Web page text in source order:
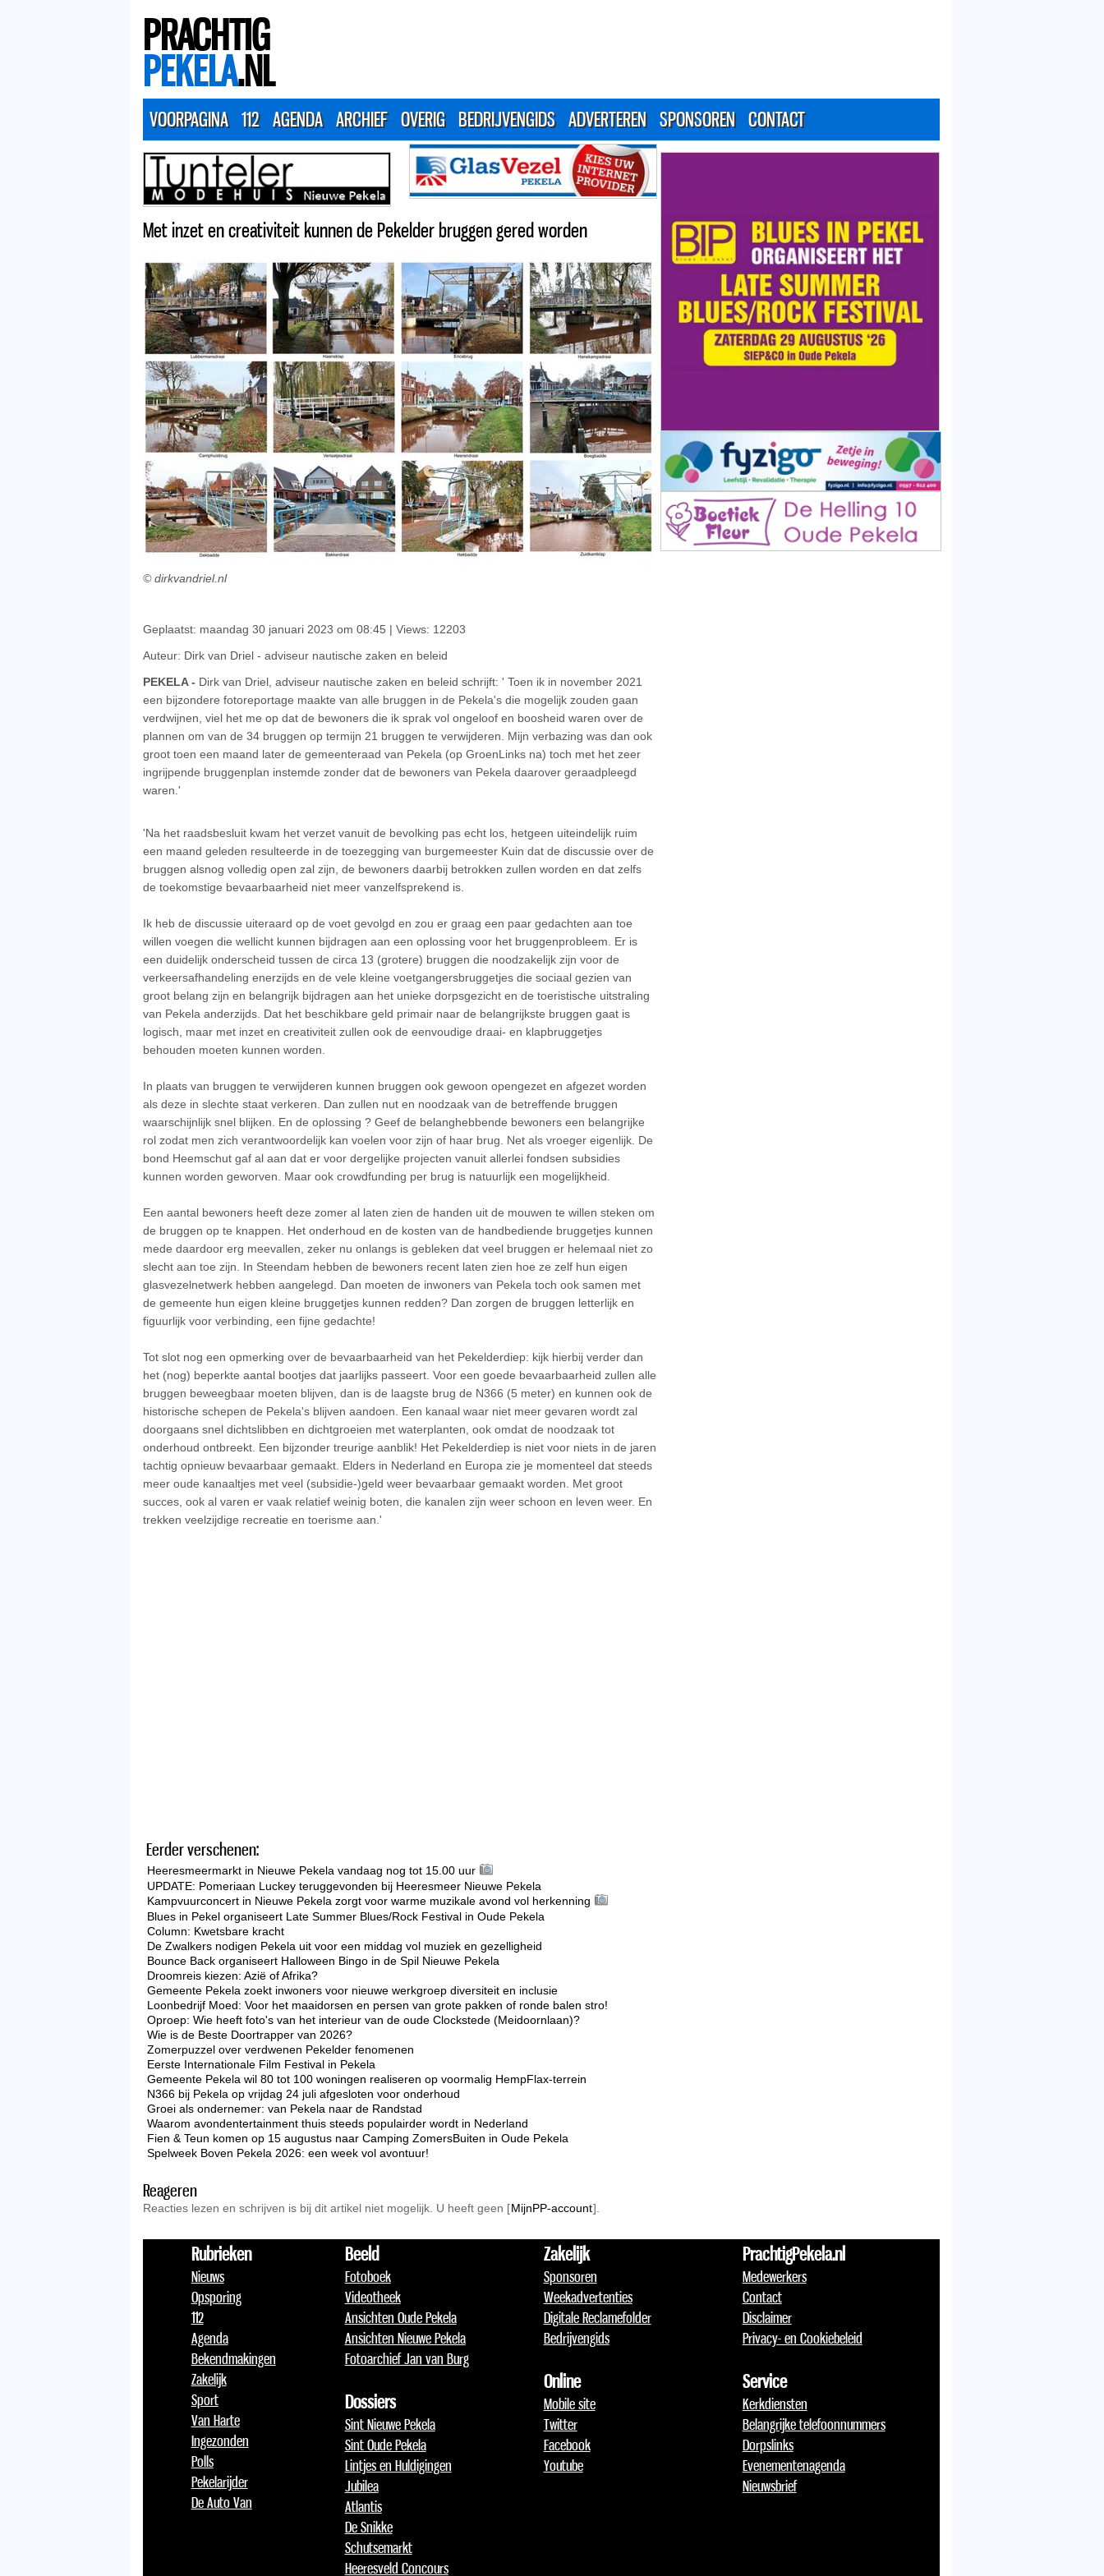
PRACHTIG
PEKELA.NL
VOORPAGINA 112 AGENDA ARCHIEF OVERIG BEDRIJVENGIDS ADVERTEREN SPONSOREN CONTACT
Met inzet en creativiteit kunnen de Pekelder bruggen gered worden
© dirkvandriel.nl
Geplaatst: maandag 30 januari 2023 om 08:45 | Views: 12203
Auteur: Dirk van Driel - adviseur nautische zaken en beleid
PEKELA - Dirk van Driel, adviseur nautische zaken en beleid schrijft: ' Toen ik in november 2021
een bijzondere fotoreportage maakte van alle bruggen in de Pekela's die mogelijk zouden gaan
verdwijnen, viel het me op dat de bewoners die ik sprak vol ongeloof en boosheid waren over de
plannen om van de 34 bruggen op termijn 21 bruggen te verwijderen. Mijn verbazing was dan ook
groot toen een maand later de gemeenteraad van Pekela (op GroenLinks na) toch met het zeer
ingrijpende bruggenplan instemde zonder dat de bewoners van Pekela daarover geraadpleegd
waren.'
'Na het raadsbesluit kwam het verzet vanuit de bevolking pas echt los, hetgeen uiteindelijk ruim
een maand geleden resulteerde in de toezegging van burgemeester Kuin dat de discussie over de
bruggen alsnog volledig open zal zijn, de bewoners daarbij betrokken zullen worden en dat zelfs
de toekomstige bevaarbaarheid niet meer vanzelfsprekend is.
Ik heb de discussie uiteraard op de voet gevolgd en zou er graag een paar gedachten aan toe
willen voegen die wellicht kunnen bijdragen aan een oplossing voor het bruggenprobleem. Er is
een duidelijk onderscheid tussen de circa 13 (grotere) bruggen die noodzakelijk zijn voor de
verkeersafhandeling enerzijds en de vele kleine voetgangersbruggetjes die sociaal gezien van
groot belang zijn en belangrijk bijdragen aan het unieke dorpsgezicht en de toeristische uitstraling
van Pekela anderzijds. Dat het beschikbare geld primair naar de belangrijkste bruggen gaat is
logisch, maar met inzet en creativiteit zullen ook de eenvoudige draai- en klapbruggetjes
behouden moeten kunnen worden.
In plaats van bruggen te verwijderen kunnen bruggen ook gewoon opengezet en afgezet worden
als deze in slechte staat verkeren. Dan zullen nut en noodzaak van de betreffende bruggen
waarschijnlijk snel blijken. En de oplossing ? Geef de belanghebbende bewoners een belangrijke
rol zodat men zich verantwoordelijk kan voelen voor zijn of haar brug. Net als vroeger eigenlijk. De
bond Heemschut gaf al aan dat er voor dergelijke projecten vanuit allerlei fondsen subsidies
kunnen worden geworven. Maar ook crowdfunding per brug is natuurlijk een mogelijkheid.
Een aantal bewoners heeft deze zomer al laten zien de handen uit de mouwen te willen steken om
de bruggen op te knappen. Het onderhoud en de kosten van de handbediende bruggetjes kunnen
mede daardoor erg meevallen, zeker nu onlangs is gebleken dat veel bruggen er helemaal niet zo
slecht aan toe zijn. In Steendam hebben de bewoners recent laten zien hoe ze zelf hun eigen
glasvezelnetwerk hebben aangelegd. Dan moeten de inwoners van Pekela toch ook samen met
de gemeente hun eigen kleine bruggetjes kunnen redden? Dan zorgen de bruggen letterlijk en
figuurlijk voor verbinding, een fijne gedachte!
Tot slot nog een opmerking over de bevaarbaarheid van het Pekelderdiep: kijk hierbij verder dan
het (nog) beperkte aantal bootjes dat jaarlijks passeert. Voor een goede bevaarbaarheid zullen alle
bruggen beweegbaar moeten blijven, dan is de laagste brug de N366 (5 meter) en kunnen ook de
historische schepen de Pekela's blijven aandoen. Een kanaal waar niet meer gevaren wordt zal
doorgaans snel dichtslibben en dichtgroeien met waterplanten, ook omdat de noodzaak tot
onderhoud ontbreekt. Een bijzonder treurige aanblik! Het Pekelderdiep is niet voor niets in de jaren
tachtig opnieuw bevaarbaar gemaakt. Elders in Nederland en Europa zie je momenteel dat steeds
meer oude kanaaltjes met veel (subsidie-)geld weer bevaarbaar gemaakt worden. Met groot
succes, ook al varen er vaak relatief weinig boten, die kanalen zijn weer schoon en leven weer. En
trekken veelzijdige recreatie en toerisme aan.'
Eerder verschenen:
Heeresmeermarkt in Nieuwe Pekela vandaag nog tot 15.00 uur
UPDATE: Pomeriaan Luckey teruggevonden bij Heeresmeer Nieuwe Pekela
Kampvuurconcert in Nieuwe Pekela zorgt voor warme muzikale avond vol herkenning
Blues in Pekel organiseert Late Summer Blues/Rock Festival in Oude Pekela
Column: Kwetsbare kracht
De Zwalkers nodigen Pekela uit voor een middag vol muziek en gezelligheid
Bounce Back organiseert Halloween Bingo in de Spil Nieuwe Pekela
Droomreis kiezen: Azië of Afrika?
Gemeente Pekela zoekt inwoners voor nieuwe werkgroep diversiteit en inclusie
Loonbedrijf Moed: Voor het maaidorsen en persen van grote pakken of ronde balen stro!
Oproep: Wie heeft foto's van het interieur van de oude Clockstede (Meidoornlaan)?
Wie is de Beste Doortrapper van 2026?
Zomerpuzzel over verdwenen Pekelder fenomenen
Eerste Internationale Film Festival in Pekela
Gemeente Pekela wil 80 tot 100 woningen realiseren op voormalig HempFlax-terrein
N366 bij Pekela op vrijdag 24 juli afgesloten voor onderhoud
Groei als ondernemer: van Pekela naar de Randstad
Waarom avondentertainment thuis steeds populairder wordt in Nederland
Fien & Teun komen op 15 augustus naar Camping ZomersBuiten in Oude Pekela
Spelweek Boven Pekela 2026: een week vol avontuur!
Reageren
Reacties lezen en schrijven is bij dit artikel niet mogelijk. U heeft geen [MijnPP-account].
Rubrieken
Nieuws
Opsporing
112
Agenda
Bekendmakingen
Zakelijk
Sport
Van Harte
Ingezonden
Polls
Pekelarijder
De Auto Van
Beeld
Fotoboek
Videotheek
Ansichten Oude Pekela
Ansichten Nieuwe Pekela
Fotoarchief Jan van Burg
Dossiers
Sint Nieuwe Pekela
Sint Oude Pekela
Lintjes en Huldigingen
Jubilea
Atlantis
De Snikke
Schutsemarkt
Heeresveld Concours
Zakelijk
Sponsoren
Weekadvertenties
Digitale Reclamefolder
Bedrijvengids
Online
Mobile site
Twitter
Facebook
Youtube
PrachtigPekela.nl
Medewerkers
Contact
Disclaimer
Privacy- en Cookiebeleid
Service
Kerkdiensten
Belangrijke telefoonnummers
Dorpslinks
Evenementenagenda
Nieuwsbrief